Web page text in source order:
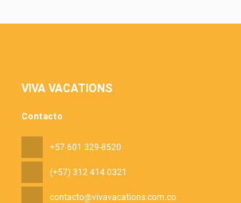
VIVA VACATIONS
Contacto
+57 601 329-8520
(+57) 312 414 0321
contacto@vivavacations.com.co